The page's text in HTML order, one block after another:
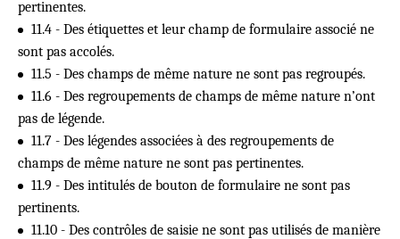
pertinentes.
11.4 - Des étiquettes et leur champ de formulaire associé ne
sont pas accolés.
11.5 - Des champs de même nature ne sont pas regroupés.
11.6 - Des regroupements de champs de même nature n’ont
pas de légende.
11.7 - Des légendes associées à des regroupements de
champs de même nature ne sont pas pertinentes.
11.9 - Des intitulés de bouton de formulaire ne sont pas
pertinents.
11.10 - Des contrôles de saisie ne sont pas utilisés de manière